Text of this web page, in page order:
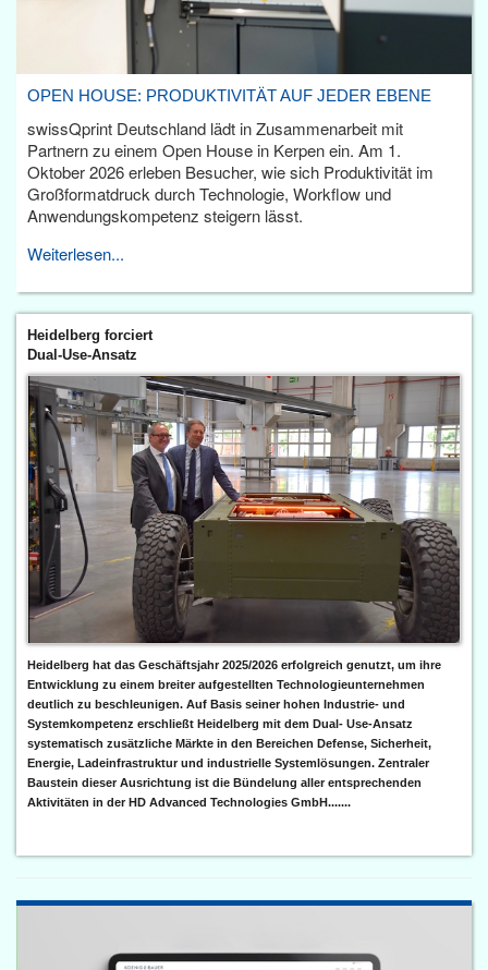
OPEN HOUSE: PRODUKTIVITÄT AUF JEDER EBENE
swissQprint Deutschland lädt in Zusammenarbeit mit
Partnern zu einem Open House in Kerpen ein. Am 1.
Oktober 2026 erleben Besucher, wie sich Produktivität im
Großformatdruck durch Technologie, Workflow und
Anwendungskompetenz steigern lässt.
Weiterlesen...
Heidelberg forciert
Dual-Use-Ansatz
Heidelberg hat das Geschäftsjahr 2025/2026 erfolgreich genutzt, um ihre
Entwicklung zu einem breiter aufgestellten Technologieunternehmen
deutlich zu beschleunigen. Auf Basis seiner hohen Industrie- und
Systemkompetenz erschließt Heidelberg mit dem Dual- Use-Ansatz
systematisch zusätzliche Märkte in den Bereichen Defense, Sicherheit,
Energie, Ladeinfrastruktur und industrielle Systemlösungen. Zentraler
Baustein dieser Ausrichtung ist die Bündelung aller entsprechenden
Aktivitäten in der HD Advanced Technologies GmbH.......